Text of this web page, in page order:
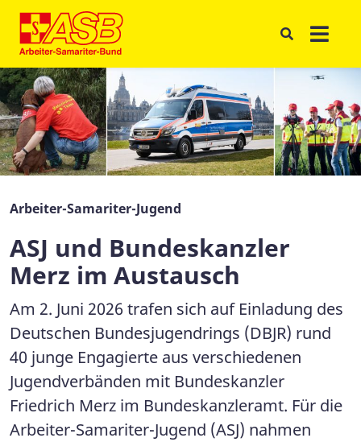
Arbeiter-Samariter-Jugend
ASJ und Bundeskanzler
Merz im Austausch
Am 2. Juni 2026 trafen sich auf Einladung des
Deutschen Bundesjugendrings (DBJR) rund
40 junge Engagierte aus verschiedenen
Jugendverbänden mit Bundeskanzler
Friedrich Merz im Bundeskanzleramt. Für die
Arbeiter-Samariter-Jugend (ASJ) nahmen